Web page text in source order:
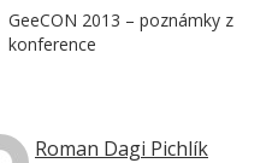
GeeCON 2013 – poznámky z
konference
Roman Dagi Pichlík